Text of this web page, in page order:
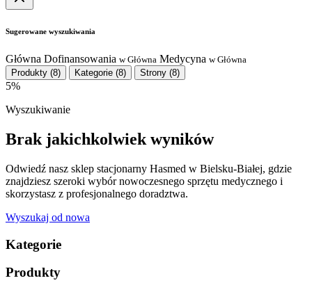
Sugerowane wyszukiwania
Główna Dofinansowania w Główna Medycyna w Główna
Produkty (8) Kategorie (8) Strony (8)
5%
Wyszukiwanie
Brak jakichkolwiek wyników
Odwiedź nasz sklep stacjonarny Hasmed w Bielsku-Białej, gdzie
znajdziesz szeroki wybór nowoczesnego sprzętu medycznego i
skorzystasz z profesjonalnego doradztwa.
Wyszukaj od nowa
Kategorie
Produkty